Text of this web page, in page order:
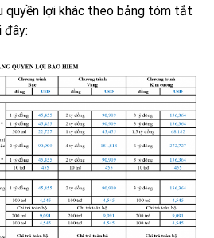
quyền lợi khác theo bảng tóm tắt
đây: